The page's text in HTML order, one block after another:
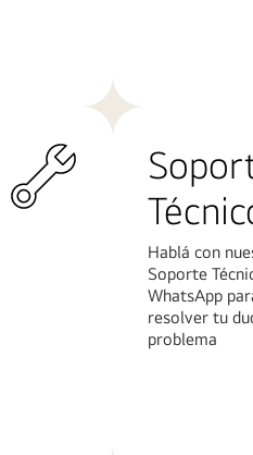
Hablá con
Soporte
WhatsApp
resolver tu
problema